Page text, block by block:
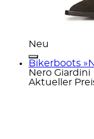
Neu
Bikerboots
Nero Giardini
Aktueller